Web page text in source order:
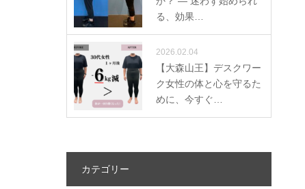
る、効果…
2026.02.04
【大森山王】デスクワー
ク女性の体と心を守るた
めに、今すぐ…
カテゴリー